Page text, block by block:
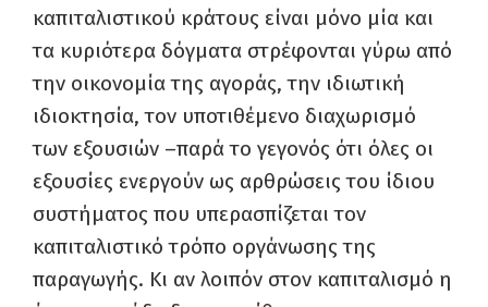
καπιταλιστικού κράτους είναι μόνο μία και
τα κυριότερα δόγματα στρέφονται γύρω από
την οικονομία της αγοράς, την ιδιωτική
ιδιοκτησία, τον υποτιθέμενο διαχωρισμό
των εξουσιών –παρά το γεγονός ότι όλες οι
εξουσίες ενεργούν ως αρθρώσεις του ίδιου
συστήματος που υπερασπίζεται τον
καπιταλιστικό τρόπο οργάνωσης της
παραγωγής. Κι αν λοιπόν στον καπιταλισμό η